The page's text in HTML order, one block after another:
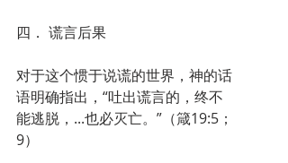
四． 谎言后果
对于这个惯于说谎的世界，神的话
语明确指出，“吐出谎言的，终不
能逃脱，...也必灭亡。”（箴19:5；
9）